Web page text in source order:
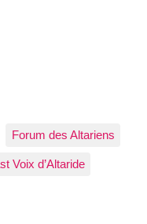
Forum des Altariens
Voix d’Altaride